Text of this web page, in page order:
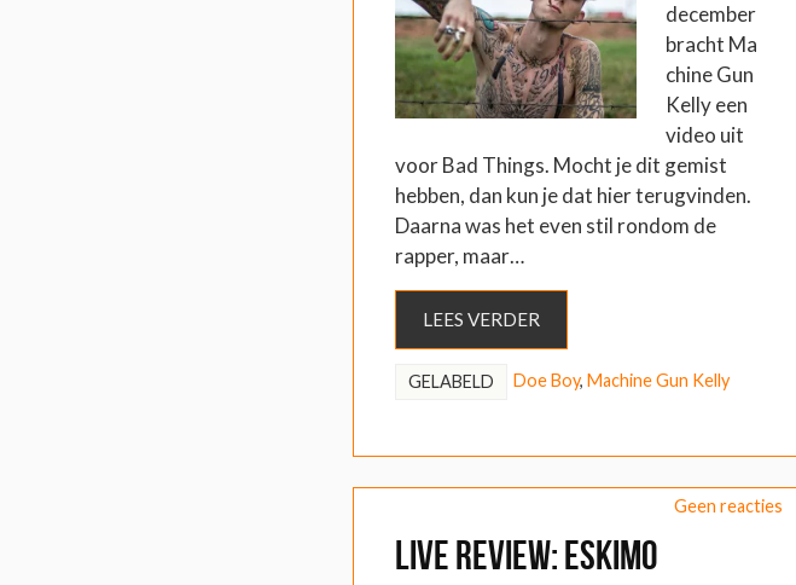
december
bracht Ma
chine Gun
Kelly een
video uit
voor Bad Things. Mocht je dit gemist
hebben, dan kun je dat hier terugvinden.
Daarna was het even stil rondom de
rapper, maar…
LEES VERDER
GELABELD Doe Boy, Machine Gun Kelly
Geen reacties
LIVE REVIEW: Eskimo